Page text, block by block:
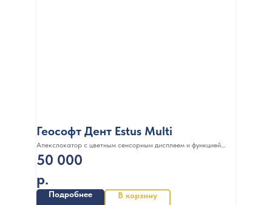
Геософт Дент Estus Multi
Апекслокатор с цветным сенсорным дисплеем и функцией
блока управления устройствами комплекса Estus (Россия)
50 000
р.
Подробнее В корзину